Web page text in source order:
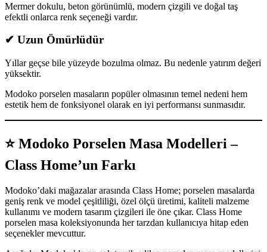
Mermer dokulu, beton görünümlü, modern çizgili ve doğal taş
efektli onlarca renk seçeneği vardır.
✔ Uzun Ömürlüdür
Yıllar geçse bile yüzeyde bozulma olmaz. Bu nedenle yatırım değeri
yüksektir.
Modoko porselen masaların popüler olmasının temel nedeni hem
estetik hem de fonksiyonel olarak en iyi performansı sunmasıdır.
⭐Modoko Porselen Masa Modelleri –
Class Home’un Farkı
Modoko’daki mağazalar arasında Class Home; porselen masalarda
geniş renk ve model çeşitliliği, özel ölçü üretimi, kaliteli malzeme
kullanımı ve modern tasarım çizgileri ile öne çıkar. Class Home
porselen masa koleksiyonunda her tarzdan kullanıcıya hitap eden
seçenekler mevcuttur.